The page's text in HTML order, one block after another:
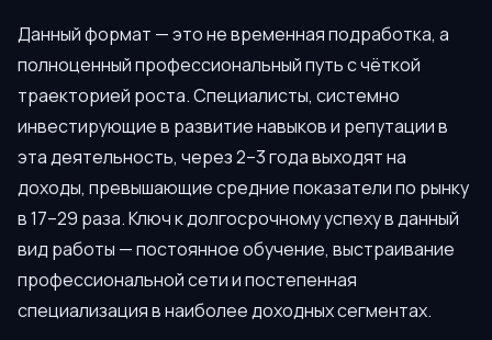
Данный формат — это не временная подработка, а
полноценный профессиональный путь с чёткой
траекторией роста. Специалисты, системно
инвестирующие в развитие навыков и репутации в
эта деятельность, через 2–3 года выходят на
доходы, превышающие средние показатели по рынку
в 17–29 раза. Ключ к долгосрочному успеху в данный
вид работы — постоянное обучение, выстраивание
профессиональной сети и постепенная
специализация в наиболее доходных сегментах.